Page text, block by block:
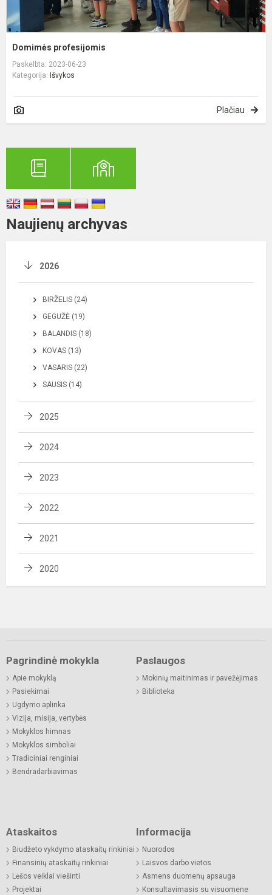
Domimės profesijomis
Paskelbta: 2023-06-23
Kategorija: Išvykos
Plačiau
Naujienų archyvas
2026
BIRŽELIS (24)
GEGUŽĖ (19)
BALANDIS (18)
KOVAS (13)
VASARIS (22)
SAUSIS (14)
2025
2024
2023
2022
2021
2020
Pagrindinė mokykla
Apie mokyklą
Pasiekimai
Ugdymo aplinka
Vizija, misija, vertybės
Mokyklos himnas
Mokyklos simboliai
Tradiciniai renginiai
Bendradarbiavimas
Paslaugos
Mokinių maitinimas ir pavežėjimas
Biblioteka
Ataskaitos
Biudžeto vykdymo ataskaitų rinkiniai
Finansinių ataskaitų rinkiniai
Lėšos veiklai viešinti
Projektai
Informacija
Nuorodos
Laisvos darbo vietos
Asmens duomenų apsauga
Konsultavimasis su visuomene